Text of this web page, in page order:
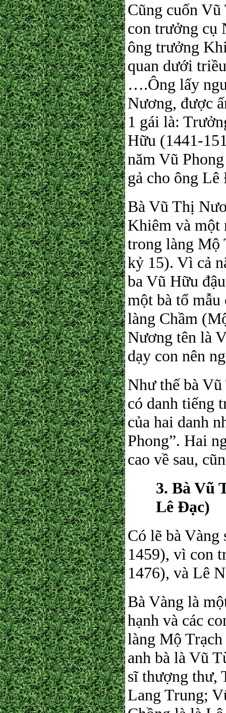
Cũng cuốn
con trưởng cụ
ông trưởng
quan dưới
….Ông lấy
Nương, được
1 gái là:
Hữu (1441-
năm Vũ
gả cho ông
Bà Vũ Thị
Khiêm và một
trong làng Mộ
kỷ 15). Vì cả
ba Vũ Hữu
một bà tổ
làng Chầm
Nương tên là
dạy con nên
Như thế bà
có danh tiếng
của hai danh
Phong”. Hai
cao về sau,
3. Bà Vũ
Lê Đạc)
Có lẽ bà
1459), vì con
1476), và Lê
Bà Vàng là
hạnh và các
làng Mộ
anh bà là Vũ
sĩ thượng thư,
Lang Trung;